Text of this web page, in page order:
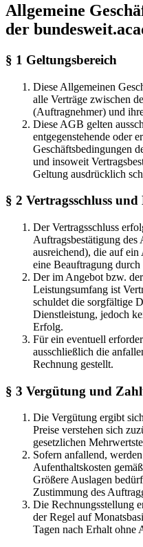
Allgemeine
der
§ 1 Geltungsbereich
Diese Allgemeinen
alle Verträge zwischen
(Auftragnehmer) und
Diese AGB gelten
entgegenstehende oder
Geschäftsbedingungen
und insoweit
Geltung ausdrücklich
§ 2 Vertragsschluss
Der Vertragsschluss
Auftragsbestätigung
ausreichend), die auf
eine Beauftragung
Der im Angebot bzw.
Leistungsumfang ist
schuldet die sorgfältige
Dienstleistung, jedoch
Erfolg.
Für ein eventuell
ausschließlich die
Rechnung gestellt.
§ 3 Vergütung und
Die Vergütung ergibt
Preise verstehen sich
gesetzlichen
Sofern anfallend,
Aufenthaltskosten
Größere Auslagen
Zustimmung des
Die Rechnungsstellung
der Regel auf
Tagen nach Erhalt ohne